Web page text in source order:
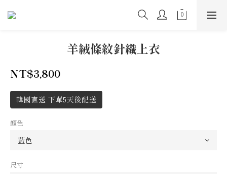
羊絨條紋針織上衣
NT$3,800
韓國直送 下單5天後配送
顏色
尺寸